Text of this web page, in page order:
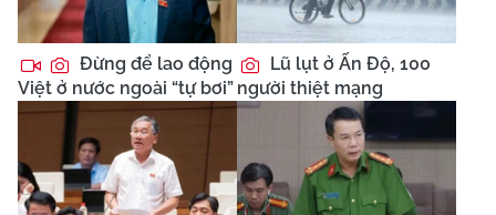
Đừng để lao động
Việt ở nước ngoài “tự bơi”
Lũ lụt ở Ấn Độ, 100
người thiệt mạng